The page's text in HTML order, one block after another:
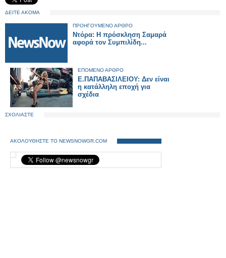
ΔΕΙΤΕ ΑΚΟΜΑ
ΠΡΟΗΓΟΥΜΕΝΟ ΑΡΘΡΟ
Ντόρα: Η πρόσκληση Σαμαρά
αφορά τον Συμπιλίδη...
ΕΠΟΜΕΝΟ ΑΡΘΡΟ
E.ΠΑΠΑΒΑΣΙΛΕΙΟΥ: Δεν είναι
η κατάλληλη εποχή για
σχέδια
ΣΧΟΛΙΑΣΤΕ
ΑΚΟΛΟΥΘΗΣΤΕ ΤΟ NEWSNOWGR.COM